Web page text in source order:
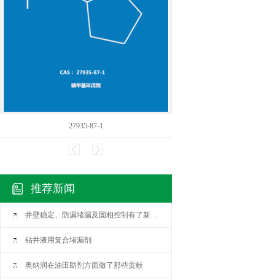
27935-87-1
推荐新闻
井壁稳定、防漏堵漏及固相控制有了新认识
钻井液用复合堵漏剂
奥纳润在油田助剂方面做了那些贡献